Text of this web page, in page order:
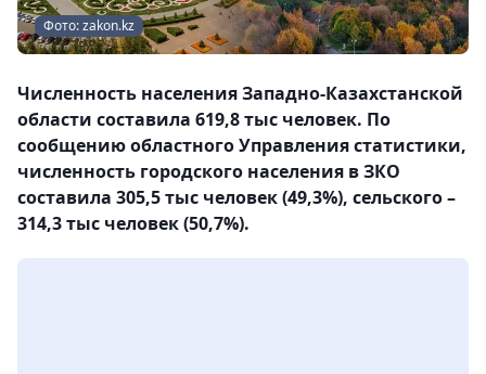
Фото: zakon.kz
Численность населения Западно-Казахстанской
области составила 619,8 тыс человек. По
сообщению областного Управления статистики,
численность городского населения в ЗКО
составила 305,5 тыс человек (49,3%), сельского –
314,3 тыс человек (50,7%).